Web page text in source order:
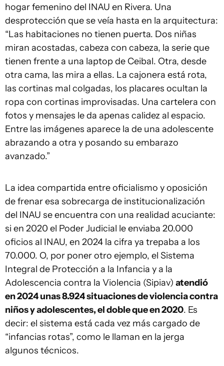
hogar femenino del INAU en Rivera. Una
desprotección que se veía hasta en la arquitectura:
“Las habitaciones no tienen puerta. Dos niñas
miran acostadas, cabeza con cabeza, la serie que
tienen frente a una laptop de Ceibal. Otra, desde
otra cama, las mira a ellas. La cajonera está rota,
las cortinas mal colgadas, los placares ocultan la
ropa con cortinas improvisadas. Una cartelera con
fotos y mensajes le da apenas calidez al espacio.
Entre las imágenes aparece la de una adolescente
abrazando a otra y posando su embarazo
avanzado.”
La idea compartida entre oficialismo y oposición
de frenar esa sobrecarga de institucionalización
del INAU se encuentra con una realidad acuciante:
si en 2020 el Poder Judicial le enviaba 20.000
oficios al INAU, en 2024 la cifra ya trepaba a los
70.000. O, por poner otro ejemplo, el Sistema
Integral de Protección a la Infancia y a la
Adolescencia contra la Violencia (Sipiav) atendió
en 2024 unas 8.924 situaciones de violencia contra
niños y adolescentes, el doble que en 2020. Es
decir: el sistema está cada vez más cargado de
“infancias rotas”, como le llaman en la jerga
algunos técnicos.